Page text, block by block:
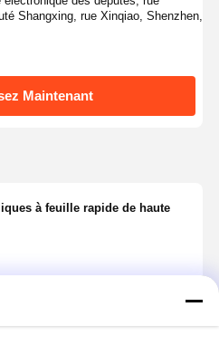
Shangxing, rue Xinqiao, Shenzhen,
Maintenant
à feuille rapide de haute